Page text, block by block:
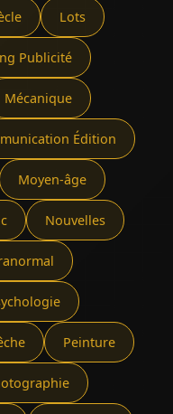
Lots
Publicité
Mécanique
Édition
Moyen-âge
Nouvelles
Peinture